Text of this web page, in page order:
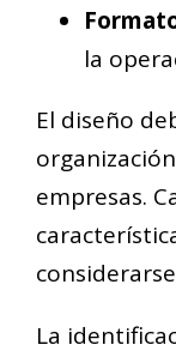
la
El diseño
empresas.
La